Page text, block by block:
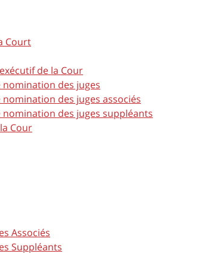
Court
de la Cour
des juges
des juges associés
des juges suppléants
Cour
Associés
Suppléants